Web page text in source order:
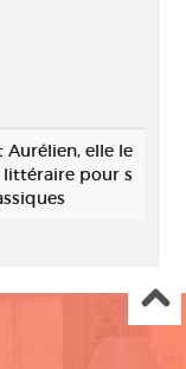
Aurélien, elle le
littéraire pour s